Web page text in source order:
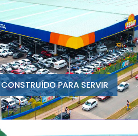
CONSTRUÍDO PARA SERVIR